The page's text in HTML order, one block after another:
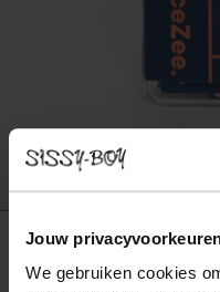
Jouw
We gebruiken cookies
Kikkerland Dicezee